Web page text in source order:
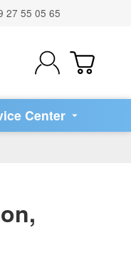
27 55 05 65
Center